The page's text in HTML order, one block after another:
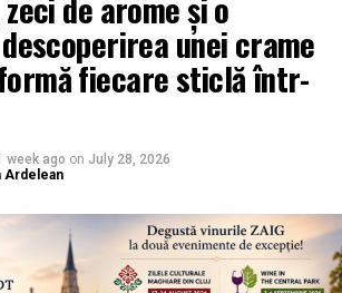
unei crame
fiecare sticlă într-
week ago on July 28, 2026
Ardelean